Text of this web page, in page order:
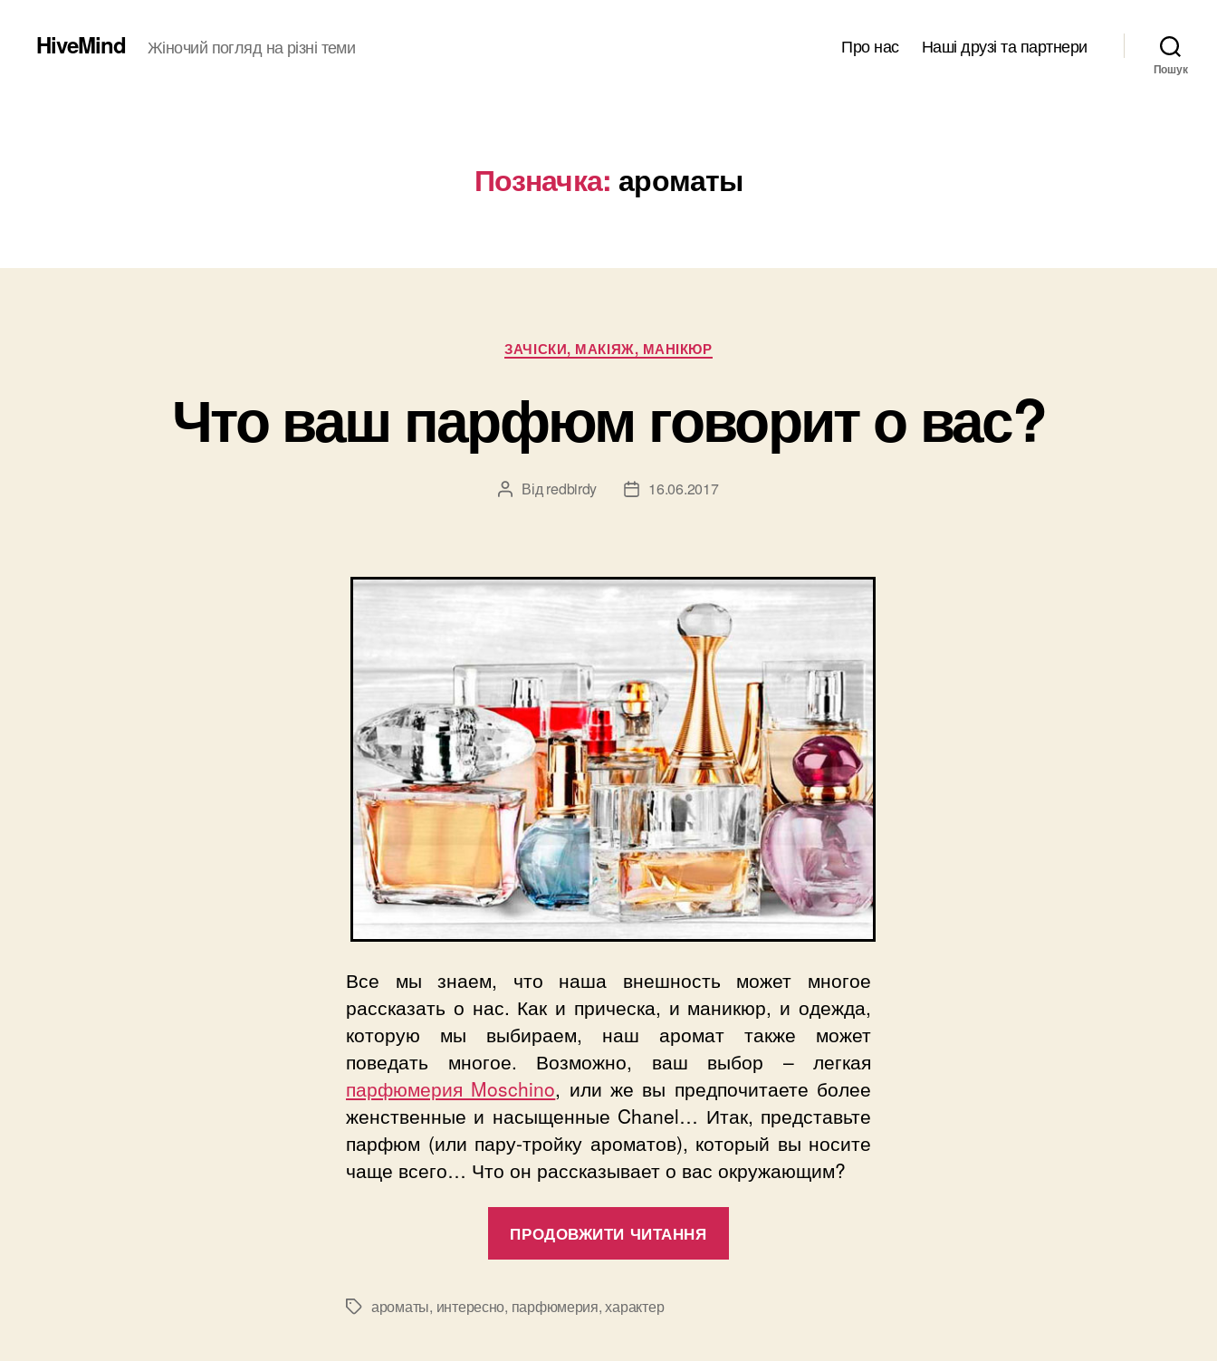
HiveMind Жіночий погляд на різні теми Про нас Наші друзі та партнери
Пошук
Позначка: ароматы
Категорії
ЗАЧІСКИ, МАКІЯЖ, МАНІКЮР
Что ваш парфюм говорит о вас?
Автор
Від redbirdy
Дата16.06.2017
Все мы знаем, что наша внешность может многое
рассказать о нас. Как и прическа, и маникюр, и одежда,
которую мы выбираем, наш аромат также может
поведать многое. Возможно, ваш выбор – легкая
парфюмерия Moschino, или же вы предпочитаете более
женственные и насыщенные Chanel… Итак, представьте
парфюм (или пару-тройку ароматов), который вы носите
чаще всего… Что он рассказывает о вас окружающим?
ПРОДОВЖИТИ ЧИТАННЯ
Позначки
ароматы, интересно, парфюмерия,характер